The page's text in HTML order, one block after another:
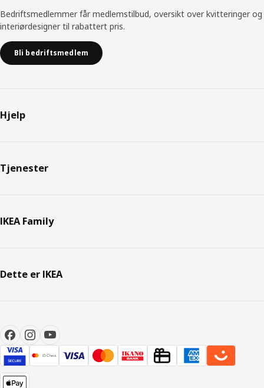
Bedriftsmedlemmer får medlemstilbud, oversikt over kvitteringer og
interiørdesigner til rabattert pris.
Bli bedriftsmedlem
Hjelp
Tjenester
IKEA Family
Dette er IKEA